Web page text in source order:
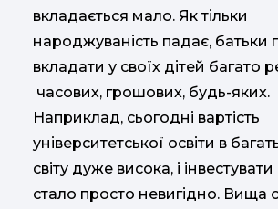
вкладається мало. Як тільки
народжуваність падає, батьки
вкладати у своїх дітей багато
часових, грошових, будь-яких.
Наприклад, сьогодні вартість
університетської освіти в
світу дуже висока, і
стало просто невигідно. Вища